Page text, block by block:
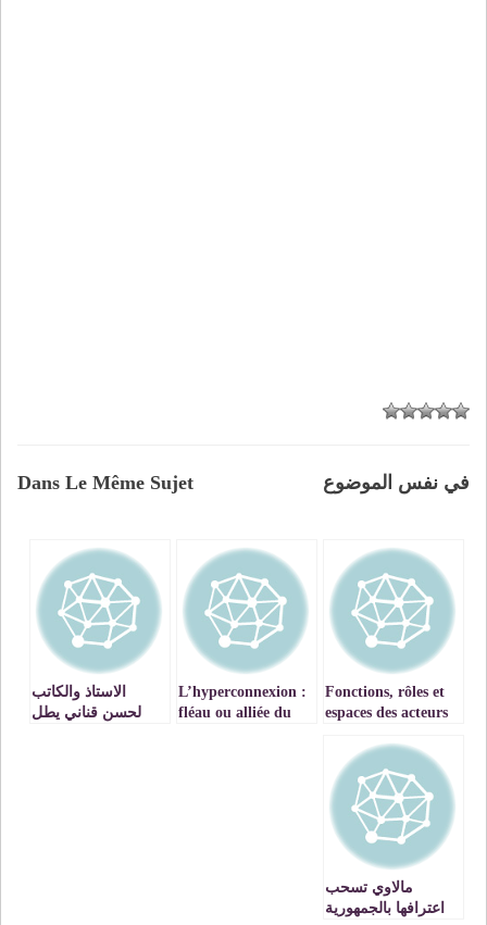
Dans Le Même Sujet في نفس الموضوع
Fonctions, rôles et
espaces des acteurs
à distance
L’hyperconnexion :
fléau ou alliée du
الاستاذ والكاتب
لحسن قناني يطل
مالاوي تسحب
اعترافها بالجمهورية